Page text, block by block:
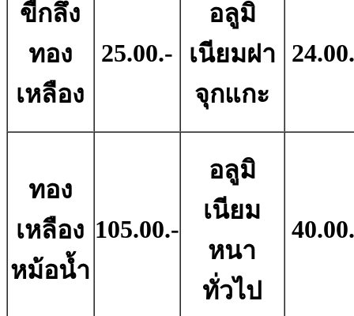
ขี้กลึง
ทอง
เหลือง
25.00.-
อลูมิ
เนียมฝา
จุกแกะ
ทอง
เหลือง
หม้อน้ำ
105.00.-
อลูมิ
เนียม
หนา
ทั่วไป